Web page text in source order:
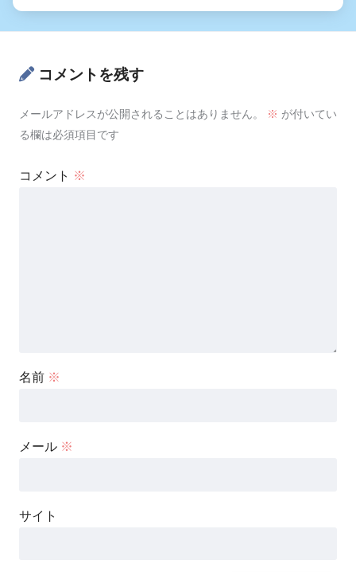
コメントを残す
メールアドレスが公開されることはありません。 ※ が付いてい
る欄は必須項目です
コメント ※
名前 ※
メール ※
サイト